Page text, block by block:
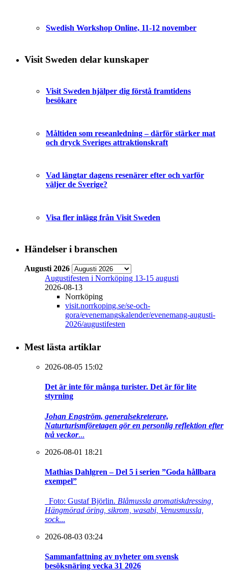
Swedish Workshop Online, 11-12 november
Visit Sweden delar kunskaper
Visit Sweden hjälper dig förstå framtidens
besökare
Måltiden som reseanledning – därför stärker mat
och dryck Sveriges attraktionskraft
Vad längtar dagens resenärer efter och varför
väljer de Sverige?
Visa fler inlägg från Visit Sweden
Händelser i branschen
Augusti 2026
Augustifesten i Norrköping 13-15 augusti
2026-08-13
Norrköping
visit.norrkoping.se/se-och-
gora/evenemangskalender/evenemang-augusti-
2026/augustifesten
Mest lästa artiklar
2026-08-05 15:02
Det är inte för många turister. Det är för lite
styrning
Johan Engström, generalsekreterare,
Naturturismföretagen gör en personlig reflektion efter
två veckor...
2026-08-01 18:21
Mathias Dahlgren – Del 5 i serien ”Goda hållbara
exempel”
Foto: Gustaf Björlin. Blåmussla aromatiskdressing,
Hängmörad öring, sikrom, wasabi, Venusmussla,
sock...
2026-08-03 03:24
Sammanfattning av nyheter om svensk
besöksnäring vecka 31 2026